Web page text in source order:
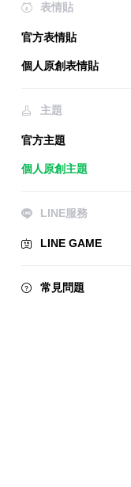
表情貼
官方表情貼
個人原創表情貼
主題
官方主題
個人原創主題
LINE服務
LINE GAME
常見問題